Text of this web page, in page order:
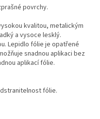
povrchy.
kvalitou, metalickým
a vysoce lesklý.
Lepidlo fólie je opatřené
snadnou aplikaci bez
aplikací fólie.
fólie.